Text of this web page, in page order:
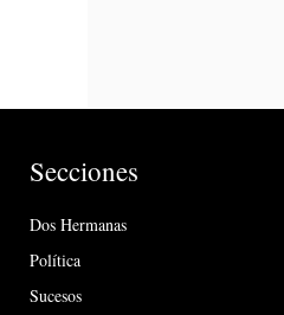
Secciones
Dos Hermanas
Política
Sucesos